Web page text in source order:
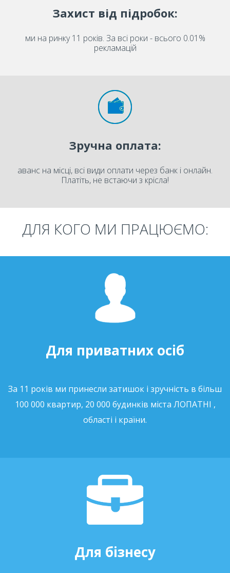
Захист від підробок:
ми на ринку 11 років. За всі роки - всього 0.01%
рекламацій
Зручна оплата:
аванс на місці, всі види оплати через банк і онлайн.
Платіть, не встаючи з крісла!
ДЛЯ КОГО МИ ПРАЦЮЄМО:
Для приватних осіб
За 11 років ми принесли затишок і зручність в більш
100 000 квартир, 20 000 будинків міста ЛОПАТНІ ,
області і країни.
Для бізнесу